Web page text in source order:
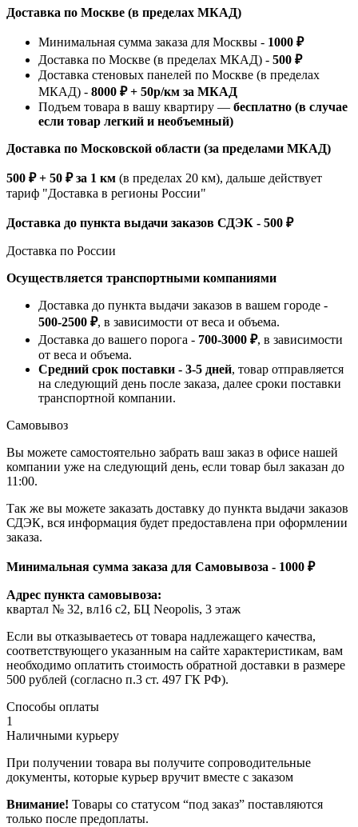
Доставка по Москве (в пределах МКАД)
Минимальная сумма заказа для Москвы - 1000 ₽
Доставка по Москве (в пределах МКАД) - 500 ₽
Доставка стеновых панелей по Москве (в пределах
МКАД) - 8000 ₽ + 50р/км за МКАД
Подъем товара в вашу квартиру — бесплатно (в случае
если товар легкий и необъемный)
Доставка по Московской области (за пределами МКАД)
500 ₽ + 50 ₽ за 1 км (в пределах 20 км), дальше действует
тариф "Доставка в регионы России"
Доставка до пункта выдачи заказов СДЭК - 500 ₽
Доставка по России
Осуществляется транспортными компаниями
Доставка до пункта выдачи заказов в вашем городе -
500-2500 ₽, в зависимости от веса и объема.
Доставка до вашего порога - 700-3000 ₽, в зависимости
от веса и объема.
Средний срок поставки - 3-5 дней, товар отправляется
на следующий день после заказа, далее сроки поставки
транспортной компании.
Самовывоз
Вы можете самостоятельно забрать ваш заказ в офисе нашей
компании уже на следующий день, если товар был заказан до
11:00.
Так же вы можете заказать доставку до пункта выдачи заказов
СДЭК, вся информация будет предоставлена при оформлении
заказа.
Минимальная сумма заказа для Самовывоза - 1000 ₽
Адрес пункта самовывоза:
квартал № 32, вл16 с2, БЦ Neopolis, 3 этаж
Если вы отказываетесь от товара надлежащего качества,
соответствующего указанным на сайте характеристикам, вам
необходимо оплатить стоимость обратной доставки в размере
500 рублей (согласно п.3 ст. 497 ГК РФ).
Способы оплаты
1
Наличными курьеру
При получении товара вы получите сопроводительные
документы, которые курьер вручит вместе с заказом
Внимание! Товары со статусом “под заказ” поставляются
только после предоплаты.